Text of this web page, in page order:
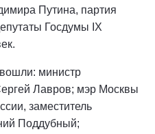
Путина, партия
Госдумы IX
министр
Лавров; мэр Москвы
заместитель
Поддубный;